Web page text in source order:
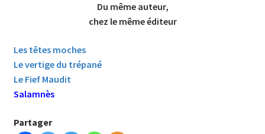
Du même auteur,
chez le même éditeur
Les têtes moches
Le vertige du trépané
Le Fief Maudit
Salamnès
Partager